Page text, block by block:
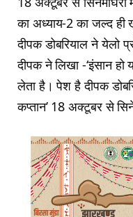
का अध्याय-2 का जल्द ही
दीपक डोबरियाल ने येलो
दीपक ने लिखा -‘इंसान
लेता है। पेश है दीपक
कप्तान’ 18 अक्टूबर से